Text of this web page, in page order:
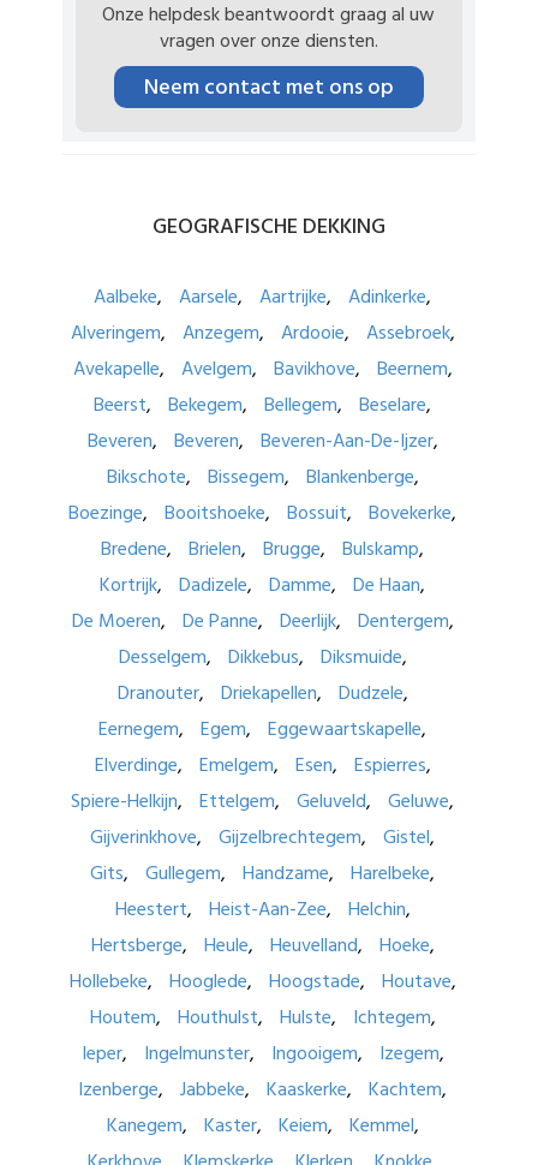
Onze helpdesk beantwoordt graag al uw
vragen over onze diensten.
Neem contact met ons op
GEOGRAFISCHE DEKKING
Aalbeke Aarsele Aartrijke
Adinkerke
Alveringem
Anzegem Ardooie
Assebroek
Avekapelle
Avelgem Bavikhove
Beernem
Beerst
Bekegem Bellegem
Beselare
Beveren
Beveren
Beveren-Aan-De-Ijzer
Bikschote
Bissegem
Blankenberge
Boezinge
Booitshoeke Bossuit
Bovekerke
Bredene
Brielen Brugge
Bulskamp
Kortrijk
Dadizele Damme
De Haan
De Moeren
De Panne Deerlijk
Dentergem
Desselgem
Dikkebus
Diksmuide
Dranouter
Driekapellen
Dudzele
Eernegem
Egem
Eggewaartskapelle
Elverdinge
Emelgem Esen
Espierres
Spiere-Helkijn
Ettelgem Geluveld
Geluwe
Gijverinkhove
Gijzelbrechtegem
Gistel
Gits
Gullegem Handzame
Harelbeke
Heestert
Heist-Aan-Zee
Helchin
Hertsberge
Heule Heuvelland
Hoeke
Hollebeke
Hooglede Hoogstade
Houtave
Houtem
Houthulst Hulste
Ichtegem
Ieper
Ingelmunster Ingooigem
Izegem
Izenberge
Jabbeke Kaaskerke
Kachtem
Kanegem
Kaster Keiem
Kemmel